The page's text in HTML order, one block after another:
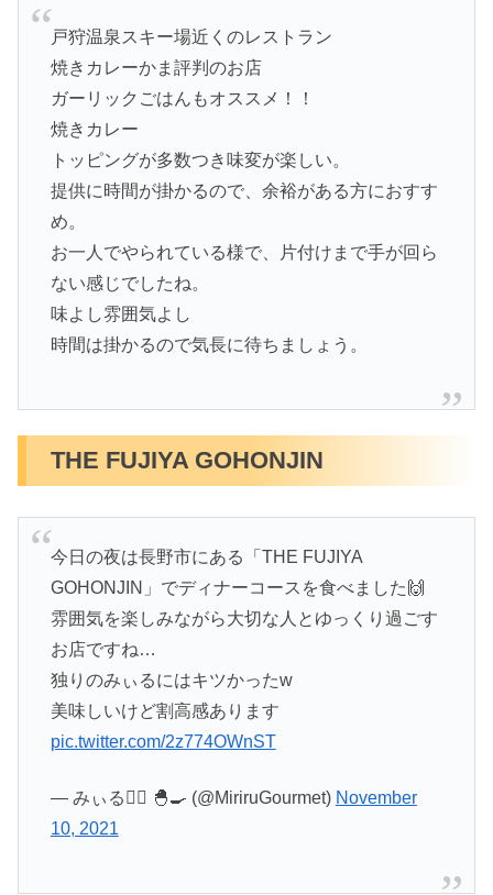
戸狩温泉スキー場近くのレストラン
焼きカレーかま評判のお店
ガーリックごはんもオススメ！！
焼きカレー
トッピングが多数つき味変が楽しい。
提供に時間が掛かるので、余裕がある方におすす
め。
お一人でやられている様で、片付けまで手が回ら
ない感じでしたね。
味よし雰囲気よし
時間は掛かるので気長に待ちましょう。
THE FUJIYA GOHONJIN
今日の夜は長野市にある「THE FUJIYA
GOHONJIN」でディナーコースを食べました🙌
雰囲気を楽しみながら大切な人とゆっくり過ごす
お店ですね…
独りのみぃるにはキツかったw
美味しいけど割高感あります
pic.twitter.com/2z774OWnST
— みぃる❤️‍🔥 🐣🍳 (@MiriruGourmet) November
10, 2021